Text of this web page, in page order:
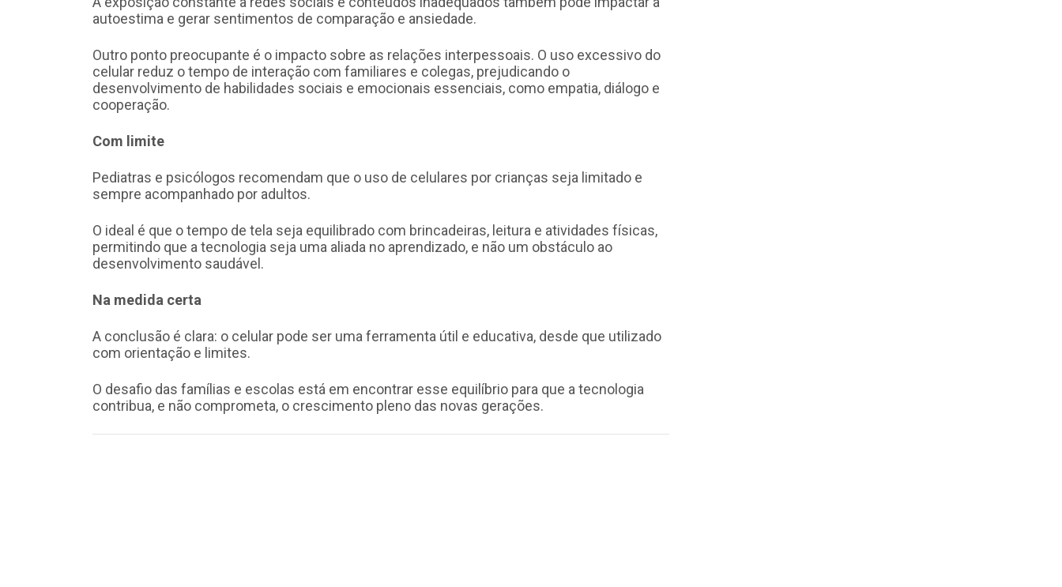
autoestima e gerar sentimentos de comparação e ansiedade.
Outro ponto preocupante é o impacto sobre as relações interpessoais. O uso excessivo do
celular reduz o tempo de interação com familiares e colegas, prejudicando o
desenvolvimento de habilidades sociais e emocionais essenciais, como empatia, diálogo e
cooperação.
Com limite
Pediatras e psicólogos recomendam que o uso de celulares por crianças seja limitado e
sempre acompanhado por adultos.
O ideal é que o tempo de tela seja equilibrado com brincadeiras, leitura e atividades físicas,
permitindo que a tecnologia seja uma aliada no aprendizado, e não um obstáculo ao
desenvolvimento saudável.
Na medida certa
A conclusão é clara: o celular pode ser uma ferramenta útil e educativa, desde que utilizado
com orientação e limites.
O desafio das famílias e escolas está em encontrar esse equilíbrio para que a tecnologia
contribua, e não comprometa, o crescimento pleno das novas gerações.